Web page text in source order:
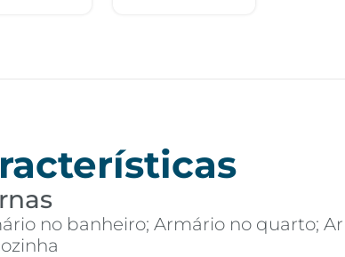
no banheiro; Armário no quarto;